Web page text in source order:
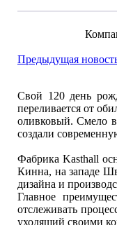
Предыдущая
Свой 120 день
переливается от
оливковый. Смело
создали
Фабрика Kasthall
Кинна, на западе
дизайна и
Главное
отслеживать
уходящий своими